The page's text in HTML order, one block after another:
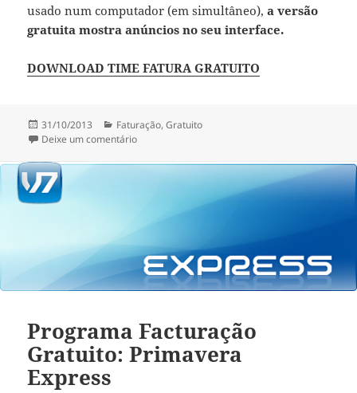
usado num computador (em simultâneo), a versão
gratuita mostra anúncios no seu interface.
DOWNLOAD TIME FATURA GRATUITO
Publicado
a
31/10/2013 Categorias
Faturação,Gratuito
Deixe um comentáriosobre Programa Faturação Gratuito: Time Fatura
Programa Facturação
Gratuito: Primavera
Express